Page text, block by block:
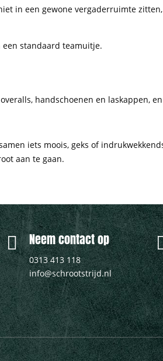
in een gewone vergaderruimte
standaard teamuitje.
handschoenen en laskappen,
iets moois, geks of
aan te gaan.
Neem contact op
0313 413 118
info@schrootstrijd.nl